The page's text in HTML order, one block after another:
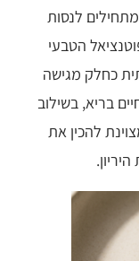
לנסות
הטבעי
כחלק מגישה
בריא, בשילוב
להכין את